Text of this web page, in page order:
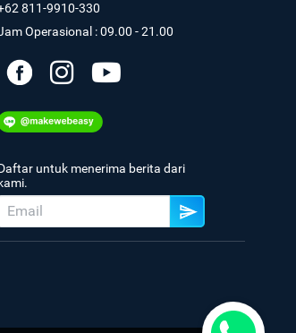
811-9910-330
Operasional : 09.00 - 21.00
untuk menerima berita dari
kami.